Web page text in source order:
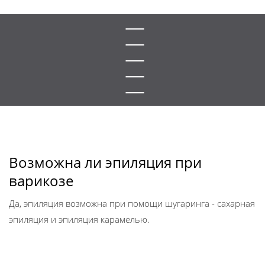
Возможна ли эпиляция при
варикозе
Да, эпиляция возможна при помощи шугаринга - сахарная
эпиляция и эпиляция карамелью.